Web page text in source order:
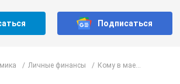
Подписаться
Личные финансы Кому в мае...